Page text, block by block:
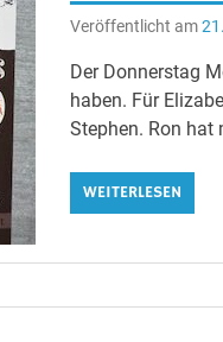
Veröffentlicht am
Der Donnerstag
haben. Für
Stephen. Ron hat
WEITERLESEN